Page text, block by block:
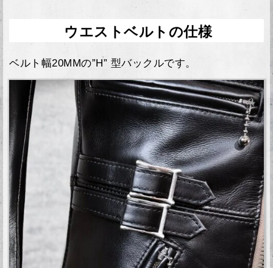
ウエストベルトの仕様
ベルト幅20MMの”H” 型バックルです。